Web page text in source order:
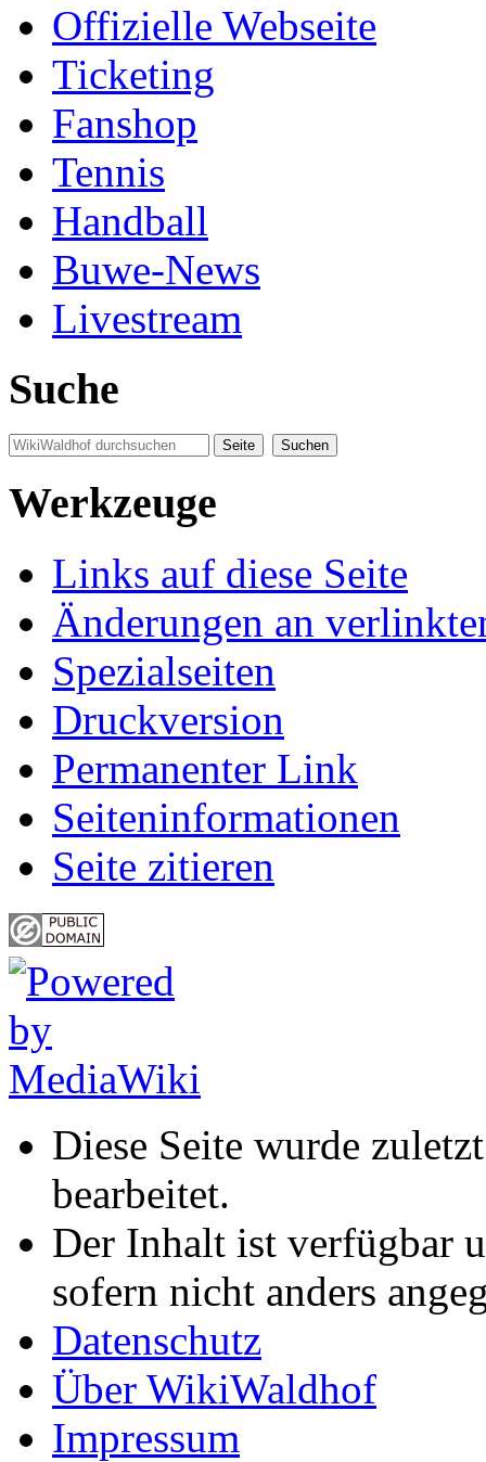
Offizielle Webseite
Ticketing
Fanshop
Tennis
Handball
Buwe-News
Livestream
Suche
Werkzeuge
Links auf diese Seite
Änderungen an
Spezialseiten
Druckversion
Permanenter Link
Seiten­informationen
Seite zitieren
Diese Seite wurde
bearbeitet.
Der Inhalt ist verfügbar
sofern nicht anders
Datenschutz
Über WikiWaldhof
Impressum